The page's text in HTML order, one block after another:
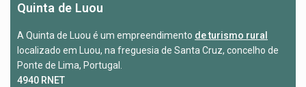
Quinta de Luou
A Quinta de Luou é um empreendimento de turismo rural
localizado em Luou, na freguesia de Santa Cruz, concelho de
Ponte de Lima, Portugal.
4940 RNET